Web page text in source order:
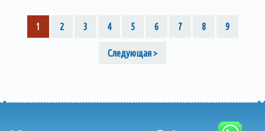
1 2 3 4 5 6 7 8 9
Следующая >